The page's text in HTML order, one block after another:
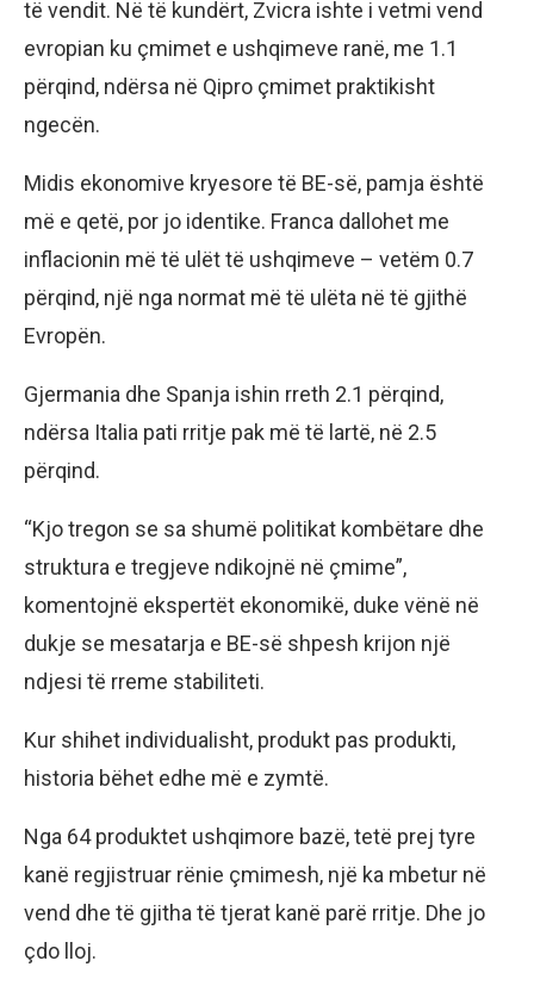
të vendit. Në të kundërt, Zvicra ishte i vetmi vend
evropian ku çmimet e ushqimeve ranë, me 1.1
përqind, ndërsa në Qipro çmimet praktikisht
ngecën.
Midis ekonomive kryesore të BE-së, pamja është
më e qetë, por jo identike. Franca dallohet me
inflacionin më të ulët të ushqimeve – vetëm 0.7
përqind, një nga normat më të ulëta në të gjithë
Evropën.
Gjermania dhe Spanja ishin rreth 2.1 përqind,
ndërsa Italia pati rritje pak më të lartë, në 2.5
përqind.
“Kjo tregon se sa shumë politikat kombëtare dhe
struktura e tregjeve ndikojnë në çmime”,
komentojnë ekspertët ekonomikë, duke vënë në
dukje se mesatarja e BE-së shpesh krijon një
ndjesi të rreme stabiliteti.
Kur shihet individualisht, produkt pas produkti,
historia bëhet edhe më e zymtë.
Nga 64 produktet ushqimore bazë, tetë prej tyre
kanë regjistruar rënie çmimesh, një ka mbetur në
vend dhe të gjitha të tjerat kanë parë rritje. Dhe jo
çdo lloj.